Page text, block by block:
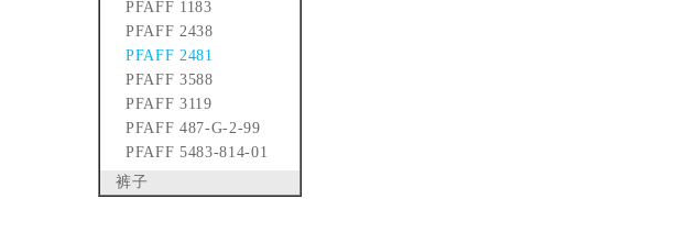
PFAFF 1183
PFAFF 2438
PFAFF 2481
PFAFF 3588
PFAFF 3119
PFAFF 487-G-2-99
PFAFF 5483-814-01
裤子